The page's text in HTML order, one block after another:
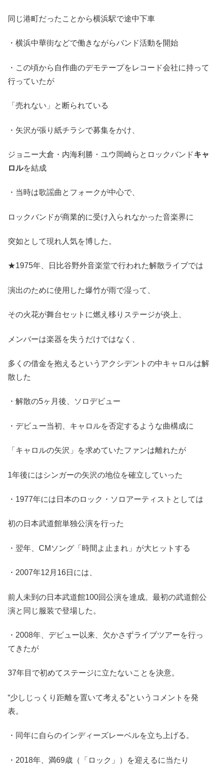
同じ港町だったことから横浜駅で途中下車
・横浜中華街などで働きながらバンド活動を開始
・この頃から自作曲のデモテープをレコード会社に持って
行っていたが
「売れない」と断られている
・矢沢が張り紙チラシで募集をかけ、
ジョニー大倉・内海利勝・ユウ岡崎らとロックバンドキャ
ロルを結成
・当時は歌謡曲とフォークが中心で、
ロックバンドが商業的に受け入られなかった音楽界に
突如として現れ人気を博した。
★1975年、日比谷野外音楽堂で行われた解散ライブでは
演出のために使用した爆竹が雨で湿って、
その火花が舞台セットに燃え移りステージが炎上、
メンバーは楽器を失うだけではなく、
多くの借金を抱えるというアクシデントの中キャロルは解
散した
・解散の5ヶ月後、ソロデビュー
・デビュー当初、キャロルを否定するような曲構成に
「キャロルの矢沢」を求めていたファンは離れたが
1年後にはシンガーの矢沢の地位を確立していった
・1977年には日本のロック・ソロアーティストとしては
初の日本武道館単独公演を行った
・翌年、CMソング「時間よ止まれ」が大ヒットする
・2007年12月16日には、
前人未到の日本武道館100回公演を達成。最初の武道館公
演と同じ服装で登場した。
・2008年、デビュー以来、欠かさずライブツアーを行っ
てきたが
37年目で初めてステージに立たないことを決意。
“少しじっくり距離を置いて考える”というコメントを発
表。
・同年に自らのインディーズレーベルを立ち上げる。
・2018年、満69歳（「ロック」）を迎えるに当たり